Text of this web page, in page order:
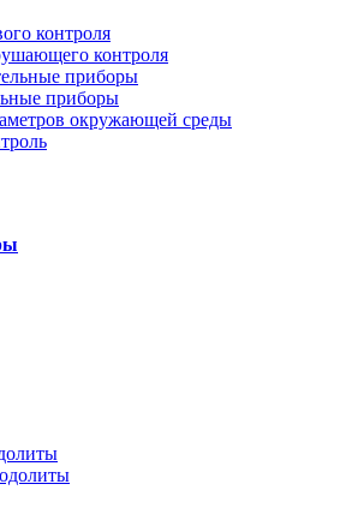
контроля
контроля
приборы
приборы
окружающей среды